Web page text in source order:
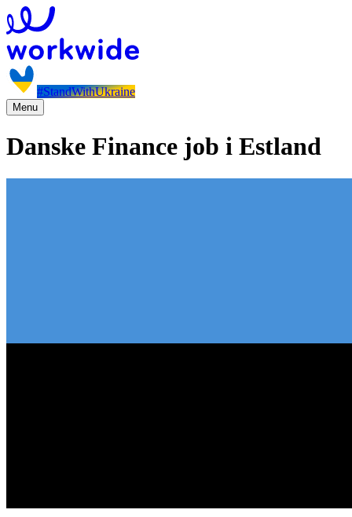
#StandWithUkraine
Menu
Danske Finance job i Estland